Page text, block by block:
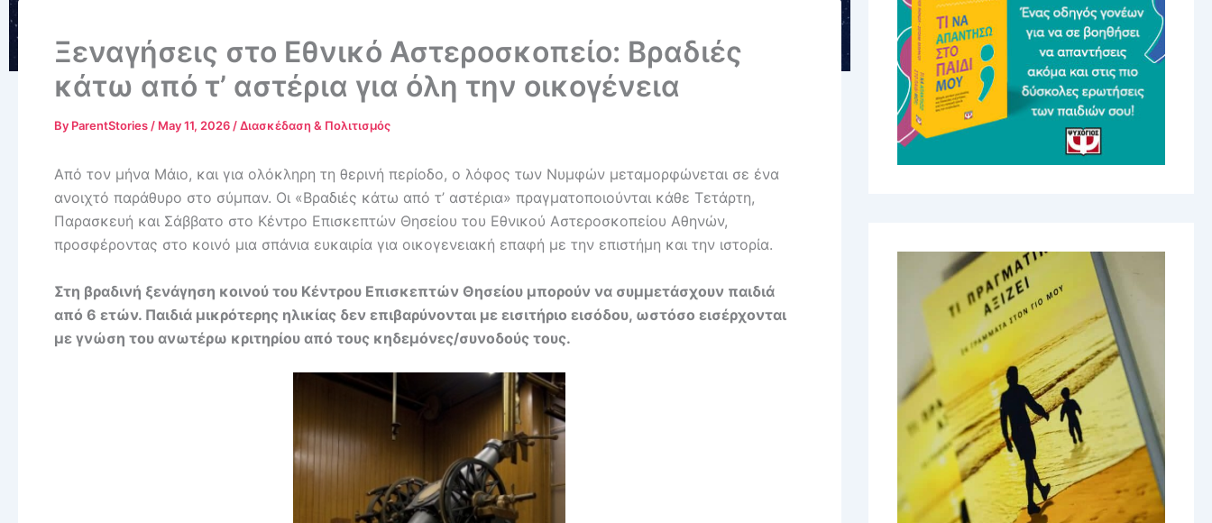
Ξεναγήσεις στο Εθνικό Αστεροσκοπείο: Βραδιές
κάτω από τ’ αστέρια για όλη την οικογένεια
By ParentStories / May 11, 2026 /Διασκέδαση & Πολιτισμός
Από τον μήνα Μάιο, και για ολόκληρη τη θερινή περίοδο, ο λόφος των Νυμφών μεταμορφώνεται σε ένα
ανοιχτό παράθυρο στο σύμπαν. Οι «Βραδιές κάτω από τ’ αστέρια» πραγματοποιούνται κάθε Τετάρτη,
Παρασκευή και Σάββατο στο Κέντρο Επισκεπτών Θησείου του Εθνικού Αστεροσκοπείου Αθηνών,
προσφέροντας στο κοινό μια σπάνια ευκαιρία για οικογενειακή επαφή με την επιστήμη και την ιστορία.
Στη βραδινή ξενάγηση κοινού του Κέντρου Επισκεπτών Θησείου μπορούν να συμμετάσχουν παιδιά
από 6 ετών. Παιδιά μικρότερης ηλικίας δεν επιβαρύνονται με εισιτήριο εισόδου, ωστόσο εισέρχονται
με γνώση του ανωτέρω κριτηρίου από τους κηδεμόνες/συνοδούς τους.